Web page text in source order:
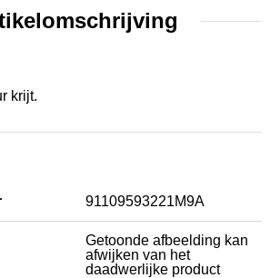
krijt.
91109593221M9A
Getoonde afbeelding kan
afwijken van het
daadwerlijke product